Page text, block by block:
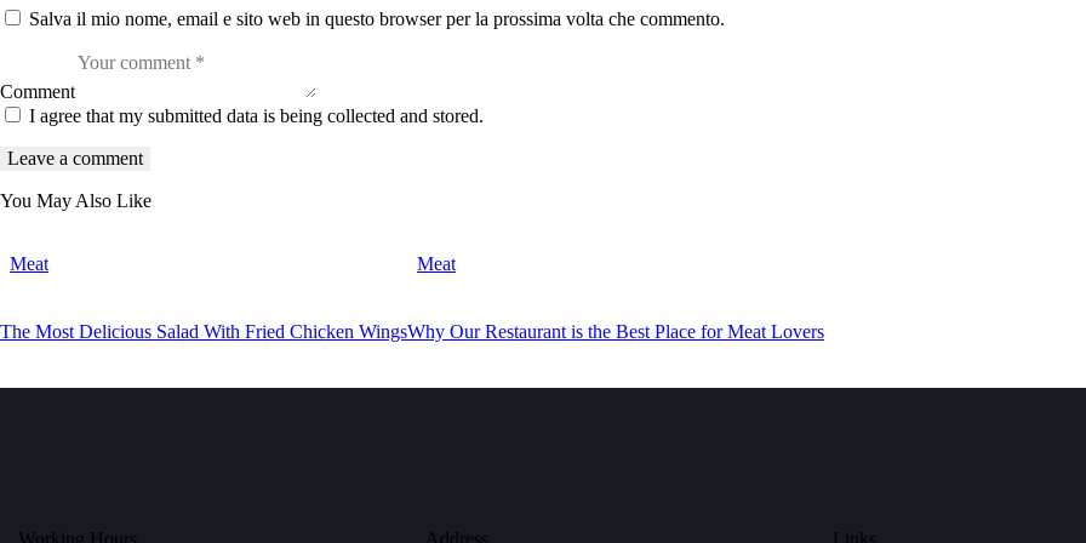
Salva il mio nome, email e sito web in questo browser per la prossima volta che commento.
Comment
I agree that my submitted data is being collected and stored.
You May Also Like
Meat
The Most Delicious Salad With Fried Chicken Wings
Meat
Why Our Restaurant is the Best Place for Meat Lovers
Working Hours Address Links